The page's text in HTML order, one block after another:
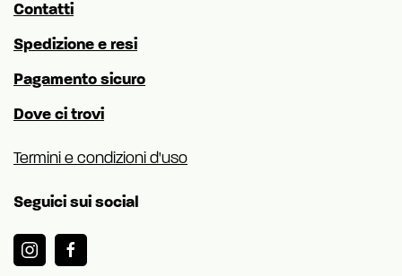
Contatti
Spedizione e resi
Pagamento sicuro
Dove ci trovi
Termini e condizioni d'uso
Seguici sui social